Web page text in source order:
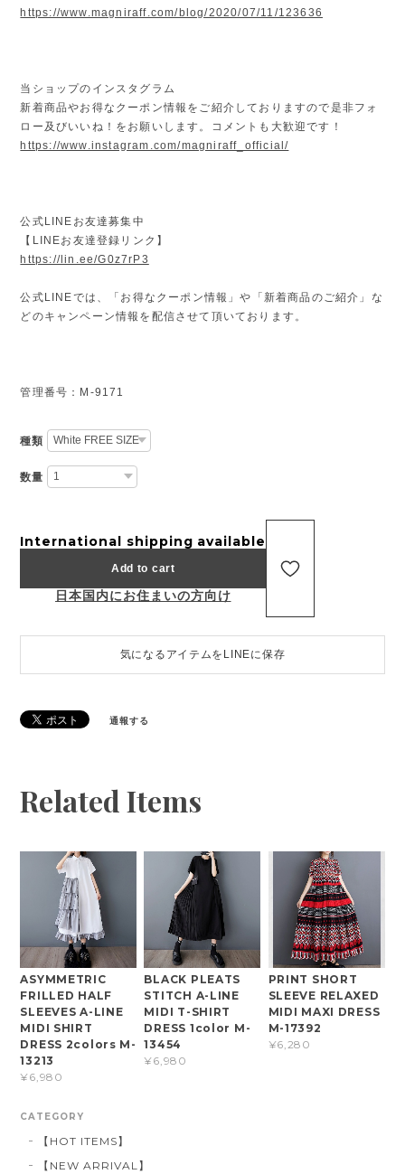
https://www.magniraff.com/blog/2020/07/11/123636
当ショップのインスタグラム
新着商品やお得なクーポン情報をご紹介しておりますので是非フォ
ロー及びいいね！をお願いします。コメントも大歓迎です！
https://www.instagram.com/magniraff_official/
公式LINEお友達募集中
【LINEお友達登録リンク】
https://lin.ee/G0z7rP3
公式LINEでは、「お得なクーポン情報」や「新着商品のご紹介」な
どのキャンペーン情報を配信させて頂いております。
管理番号：M-9171
種類
数量
International shipping available
Add to cart
日本国内にお住まいの方向け
気になるアイテムをLINEに保存
通報する
Related Items
ASYMMETRIC
FRILLED HALF
SLEEVES A-LINE
MIDI SHIRT
DRESS 2colors M-
13213
¥6,980
BLACK PLEATS
STITCH A-LINE
MIDI T-SHIRT
DRESS 1color M-
13454
¥6,980
PRINT SHORT
SLEEVE RELAXED
MIDI MAXI DRESS
M-17392
¥6,280
CATEGORY
【HOT ITEMS】
【NEW ARRIVAL】